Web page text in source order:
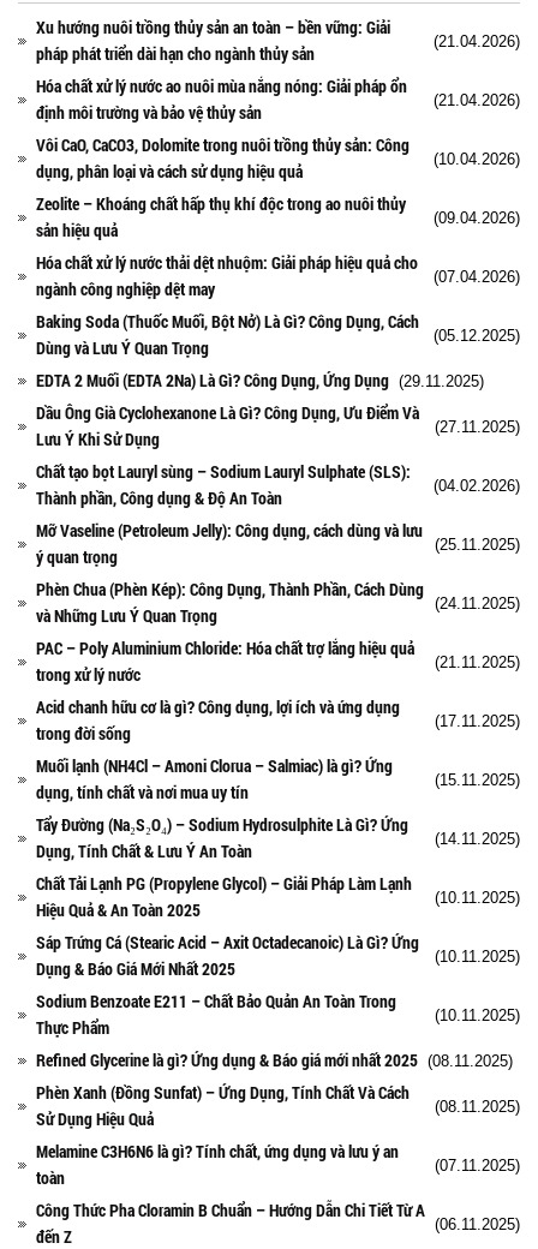
Xu hướng nuôi trồng thủy sản an toàn – bền vững: Giải
pháp phát triển dài hạn cho ngành thủy sản
(21.04.2026)
Hóa chất xử lý nước ao nuôi mùa nắng nóng: Giải pháp ổn
định môi trường và bảo vệ thủy sản
(21.04.2026)
Vôi CaO, CaCO3, Dolomite trong nuôi trồng thủy sản: Công
dụng, phân loại và cách sử dụng hiệu quả
(10.04.2026)
Zeolite – Khoáng chất hấp thụ khí độc trong ao nuôi thủy
sản hiệu quả
(09.04.2026)
Hóa chất xử lý nước thải dệt nhuộm: Giải pháp hiệu quả cho
ngành công nghiệp dệt may
(07.04.2026)
Baking Soda (Thuốc Muối, Bột Nở) Là Gì? Công Dụng, Cách
Dùng và Lưu Ý Quan Trọng
(05.12.2025)
EDTA 2 Muối (EDTA 2Na) Là Gì? Công Dụng, Ứng Dụng (29.11.2025)
Dầu Ông Già Cyclohexanone Là Gì? Công Dụng, Ưu Điểm Và
Lưu Ý Khi Sử Dụng
(27.11.2025)
Chất tạo bọt Lauryl sùng – Sodium Lauryl Sulphate (SLS):
Thành phần, Công dụng & Độ An Toàn
(04.02.2026)
Mỡ Vaseline (Petroleum Jelly): Công dụng, cách dùng và lưu
ý quan trọng
(25.11.2025)
Phèn Chua (Phèn Kép): Công Dụng, Thành Phần, Cách Dùng
và Những Lưu Ý Quan Trọng
(24.11.2025)
PAC – Poly Aluminium Chloride: Hóa chất trợ lắng hiệu quả
trong xử lý nước
(21.11.2025)
Acid chanh hữu cơ là gì? Công dụng, lợi ích và ứng dụng
trong đời sống
(17.11.2025)
Muối lạnh (NH4Cl – Amoni Clorua – Salmiac) là gì? Ứng
dụng, tính chất và nơi mua uy tín
(15.11.2025)
Tẩy Đường (Na₂S₂O₄) – Sodium Hydrosulphite Là Gì? Ứng
Dụng, Tính Chất & Lưu Ý An Toàn
(14.11.2025)
Chất Tải Lạnh PG (Propylene Glycol) – Giải Pháp Làm Lạnh
Hiệu Quả & An Toàn 2025
(10.11.2025)
Sáp Trứng Cá (Stearic Acid – Axit Octadecanoic) Là Gì? Ứng
Dụng & Báo Giá Mới Nhất 2025
(10.11.2025)
Sodium Benzoate E211 – Chất Bảo Quản An Toàn Trong
Thực Phẩm
(10.11.2025)
Refined Glycerine là gì? Ứng dụng & Báo giá mới nhất 2025 (08.11.2025)
Phèn Xanh (Đồng Sunfat) – Ứng Dụng, Tính Chất Và Cách
Sử Dụng Hiệu Quả
(08.11.2025)
Melamine C3H6N6 là gì? Tính chất, ứng dụng và lưu ý an
toàn
(07.11.2025)
Công Thức Pha Cloramin B Chuẩn – Hướng Dẫn Chi Tiết Từ A
đến Z
(06.11.2025)